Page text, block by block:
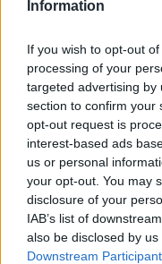
Information
If you wish to opt-out
processing of your
targeted advertising by
section to confirm your
opt-out request is
interest-based ads
us or personal
your opt-out. You may
disclosure of your
IAB’s list of
also be disclosed by
Downstream
TK.Lab, che
appartenenti al
essenziale costruire
proprio target e
delle diverse
ingaggiante. TikTok,
uno dei principali
servizi e la più
intrattenimento per
TikTok non possa
pianificazione social
Bracci -. TK.Lab